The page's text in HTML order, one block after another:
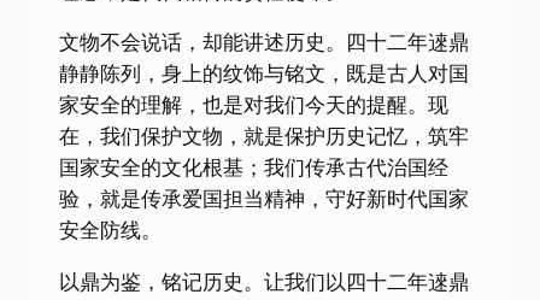
文物不会说话，却能讲述历史。四十二年逨鼎
静静陈列，身上的纹饰与铭文，既是古人对国
家安全的理解，也是对我们今天的提醒。现
在，我们保护文物，就是保护历史记忆，筑牢
国家安全的文化根基；我们传承古代治国经
验，就是传承爱国担当精神，守好新时代国家
安全防线。
以鼎为鉴，铭记历史。让我们以四十二年逨鼎